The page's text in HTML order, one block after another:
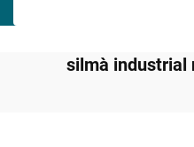
silmà industrial